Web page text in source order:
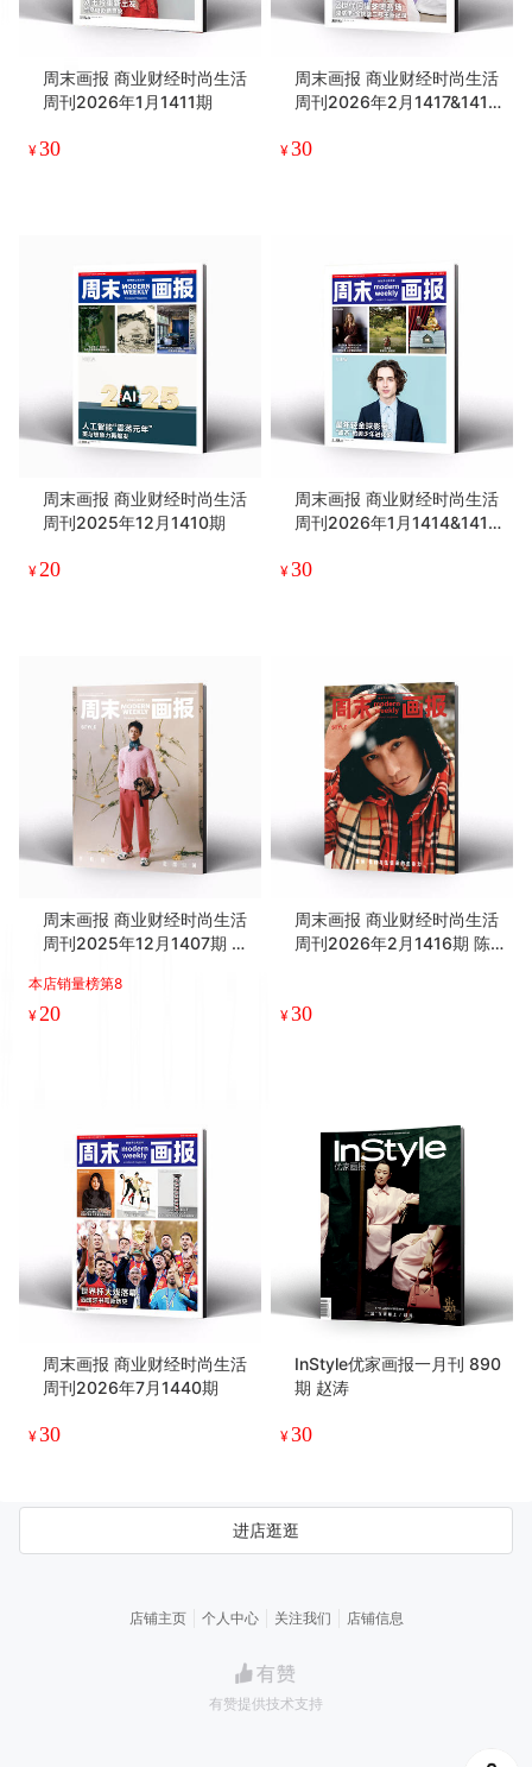
周末画报 商业财经时尚生活
周刊2026年1月1411期
¥30
周末画报 商业财经时尚生活
周刊2026年2月1417&1418
¥30
周末画报 商业财经时尚生活
周刊2025年12月1410期
¥20
周末画报 商业财经时尚生活
周刊2026年1月1414&1415
¥30
周末画报 商业财经时尚生活
周刊2025年12月1407期 李
本店销量榜第8
¥20
周末画报 商业财经时尚生活
周刊2026年2月1416期 陈
¥30
周末画报 商业财经时尚生活
周刊2026年7月1440期
¥30
InStyle优家画报一月刊 890
期 赵涛
¥30
进店逛逛
店铺主页 个人中心 关注我们 店铺信息
有赞提供技术支持